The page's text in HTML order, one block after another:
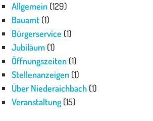
Allgemein(129)
Bauamt(1)
Bürgerservice (1)
Jubiläum(1)
Öffnungszeiten(1)
Stellenanzeigen(1)
Über Niederaichbach(1)
Veranstaltung(15)